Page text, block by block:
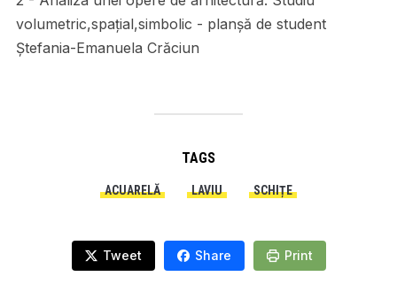
volumetric,spațial,simbolic - planșă de student
Ștefania-Emanuela Crăciun
TAGS
ACUARELĂ LAVIU SCHIȚE
Tweet Share Print